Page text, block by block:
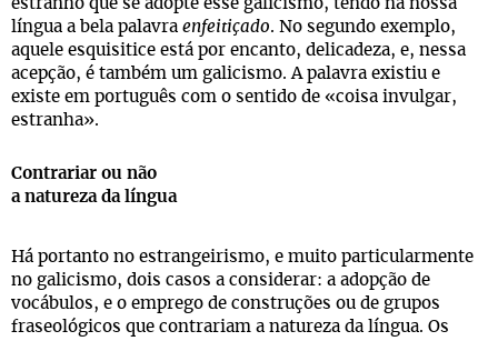
estranho que se adopte esse galicismo, tendo na nossa
língua a bela palavra enfeitiçado. No segundo exemplo,
aquele esquisitice está por encanto, delicadeza, e, nessa
acepção, é também um galicismo. A palavra existiu e
existe em português com o sentido de «coisa invulgar,
estranha».
Contrariar ou não
a natureza da língua
Há portanto no estrangeirismo, e muito particularmente
no galicismo, dois casos a considerar: a adopção de
vocábulos, e o emprego de construções ou de grupos
fraseológicos que contrariam a natureza da língua. Os